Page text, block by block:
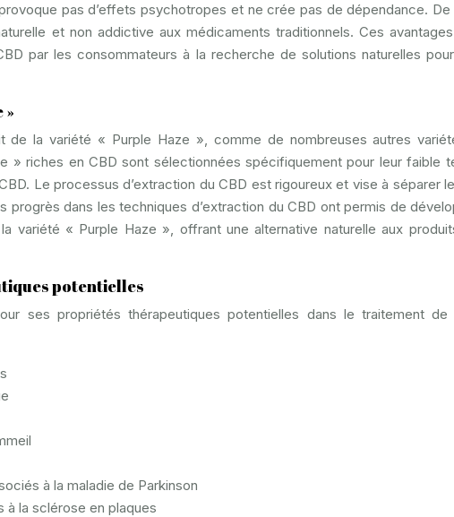
pas d’effets psychotropes et ne crée pas de dépendance.
et non addictive aux médicaments traditionnels. Ces
par les consommateurs à la recherche de solutions naturelles
»
de la variété « Purple Haze », comme de nombreuses autres
» riches en CBD sont sélectionnées spécifiquement pour leur faible
Le processus d’extraction du CBD est rigoureux et vise à séparer
progrès dans les techniques d’extraction du CBD ont permis de
variété « Purple Haze », offrant une alternative naturelle aux
potentielles
ses propriétés thérapeutiques potentielles dans le traitement de
à la maladie de Parkinson
à la sclérose en plaques